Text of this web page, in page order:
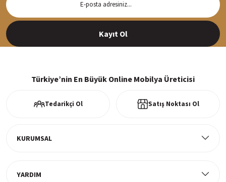
Siparişleriniz en kısa sürede hazırlanarak kargoya verilir
Kayıt Ol
Türkiye’nin En Büyük Online Mobilya Üreticisi
Tedarikçi Ol Satış Noktası Ol
KURUMSAL
YARDIM